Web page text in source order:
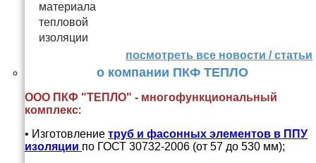
посмотреть все новости / статьи
о компании ПКФ ТЕПЛО
ООО ПКФ "ТЕПЛО" - многофункциональный
комплекс:
• Изготовление труб и фасонных элементов в ППУ
изоляции по ГОСТ 30732-2006 (от 57 до 530 мм);